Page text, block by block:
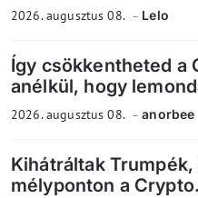
2026. augusztus 08. Lelo
Így csökkentheted a
anélkül, hogy
2026. augusztus 08. anorbee
Kihátráltak
mélyponton a